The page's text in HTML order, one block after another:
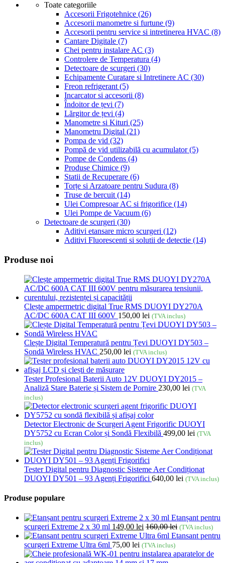
Toate categoriile
Accesorii Frigotehnice (26)
Accesorii manometre si furtune (9)
Accesorii pentru service si intretinerea HVAC (8)
Cantare Digitale (7)
Chei pentru instalare AC (3)
Controlere de Temperatura (4)
Detectoare de scurgeri (30)
Echipamente Curatare si Intretinere AC (30)
Freon refrigerant (5)
Incarcator si accesorii (8)
Îndoitor de țevi (7)
Lărgitor de țevi (4)
Manometre si Kituri (25)
Manometru Digital (21)
Pompa de vid (32)
Pompă de vid utilizabilă cu acumulator(5)
Pompe de Condens (4)
Produse Chimice (9)
Statii de Recuperare (6)
Torțe si Arzatoare pentru Sudura (8)
Truse de bercuit (14)
Ulei Compresoar AC si frigorifice (14)
Ulei Pompe de Vacuum (6)
Detectoare de scurgeri (30)
Aditivi etansare micro scurgeri (12)
Aditivi Fluorescenti si solutii de detectie (14)
Produse noi
Clește ampermetric digital True RMS DUOYI DY270A
AC/DC 600A CAT III 600V 150,00 lei (TVA inclus)
Clește Digital Temperatură pentru Țevi DUOYI DY503 –
Sondă Wireless HVAC 250,00 lei (TVA inclus)
Tester Profesional Baterii Auto 12V DUOYI DY2015 –
Analiză Stare Baterie și Sistem de Pornire 230,00 lei (TVA
inclus)
Detector Electronic de Scurgeri Agent Frigorific DUOYI
DY5752 cu Ecran Color și Sondă Flexibilă 499,00 lei (TVA
inclus)
Tester Digital pentru Diagnostic Sisteme Aer Condiționat
DUOYI DY501 – 93 Agenți Frigorifici 640,00 lei (TVA inclus)
Produse populare
Etanșant pentru
scurgeri Extreme 2 x 30 ml 149,00 lei 160,00lei (TVA inclus)
Etansant pentru
scurgeri Extreme Ultra 6ml 75,00 lei (TVA inclus)